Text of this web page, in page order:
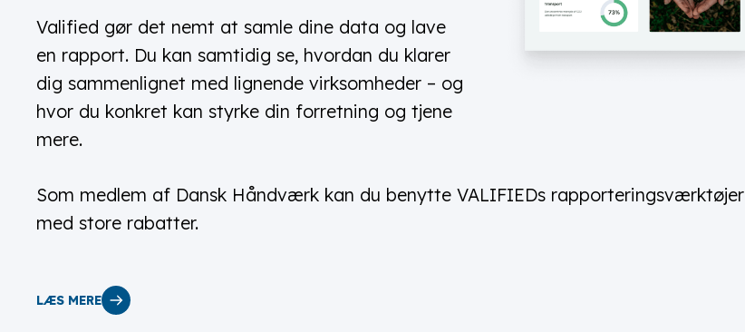
Valified gør det nemt at samle dine data og lave
en rapport. Du kan samtidig se, hvordan du klarer
dig sammenlignet med lignende virksomheder – og
hvor du konkret kan styrke din forretning og tjene
mere.
Som medlem af Dansk Håndværk kan du benytte VALIFIEDs rapporteringsværktøjer
med store rabatter.
LÆS MERE